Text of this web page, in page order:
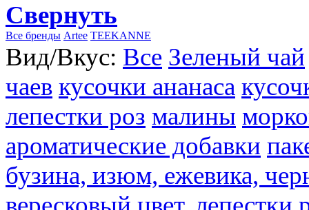
Свернуть
Все бренды Artee TEEKANNE
Вид/Вкус: Все Зеленый чай
чаев кусочки ананаса
лепестки роз малины
ароматические добавки
бузина, изюм, ежевика,